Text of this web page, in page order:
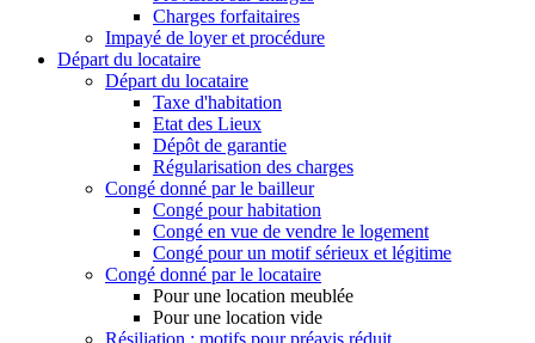
Charges forfaitaires
Impayé de loyer et procédure
Départ du locataire
Départ du locataire
Taxe d'habitation
Etat des Lieux
Dépôt de garantie
Régularisation des charges
Congé donné par le bailleur
Congé pour habitation
Congé en vue de vendre le logement
Congé pour un motif sérieux et légitime
Congé donné par le locataire
Pour une location meublée
Pour une location vide
Résiliation : motifs pour préavis réduit